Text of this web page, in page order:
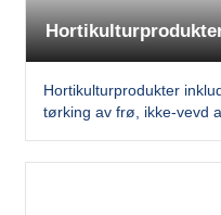
Hortikulturprodukter
tørking av frø, ikke-vevd